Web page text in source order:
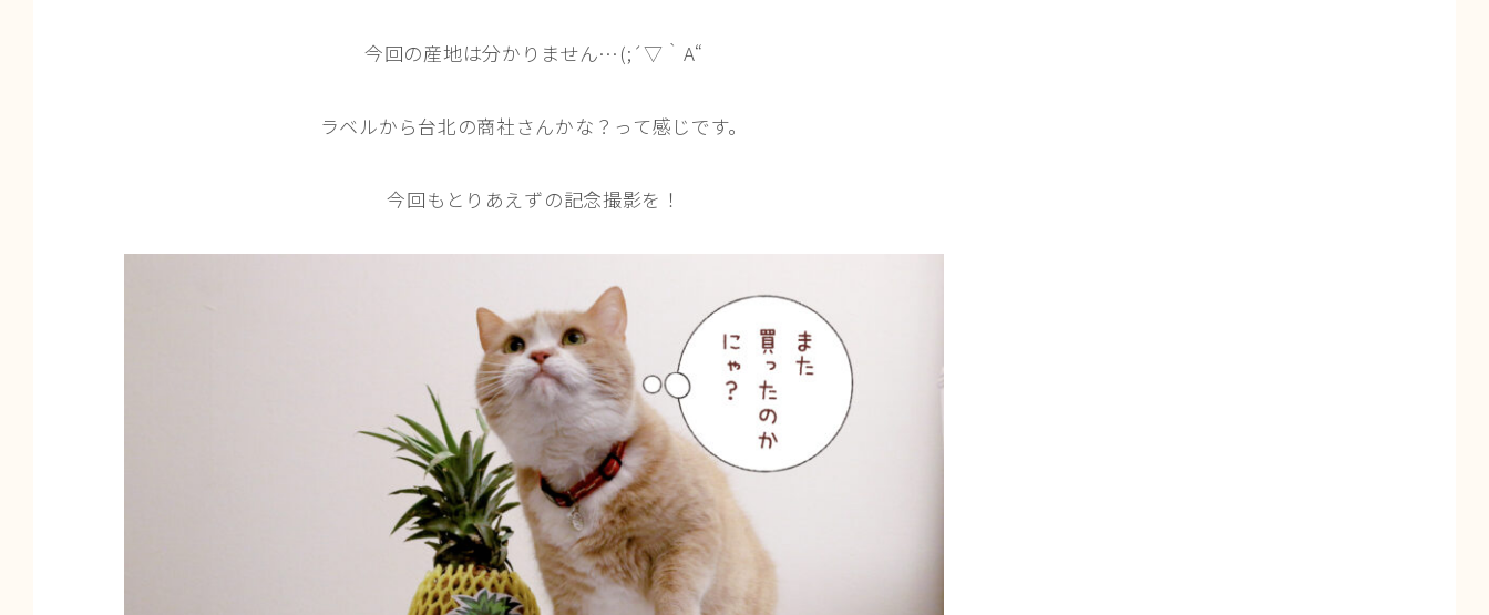
今回の産地は分かりません…(;´▽｀A“
ラベルから台北の商社さんかな？って感じです。
今回もとりあえずの記念撮影を！